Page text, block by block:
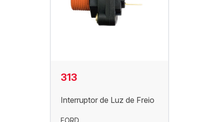
313
Interruptor de Luz de Freio
FORD